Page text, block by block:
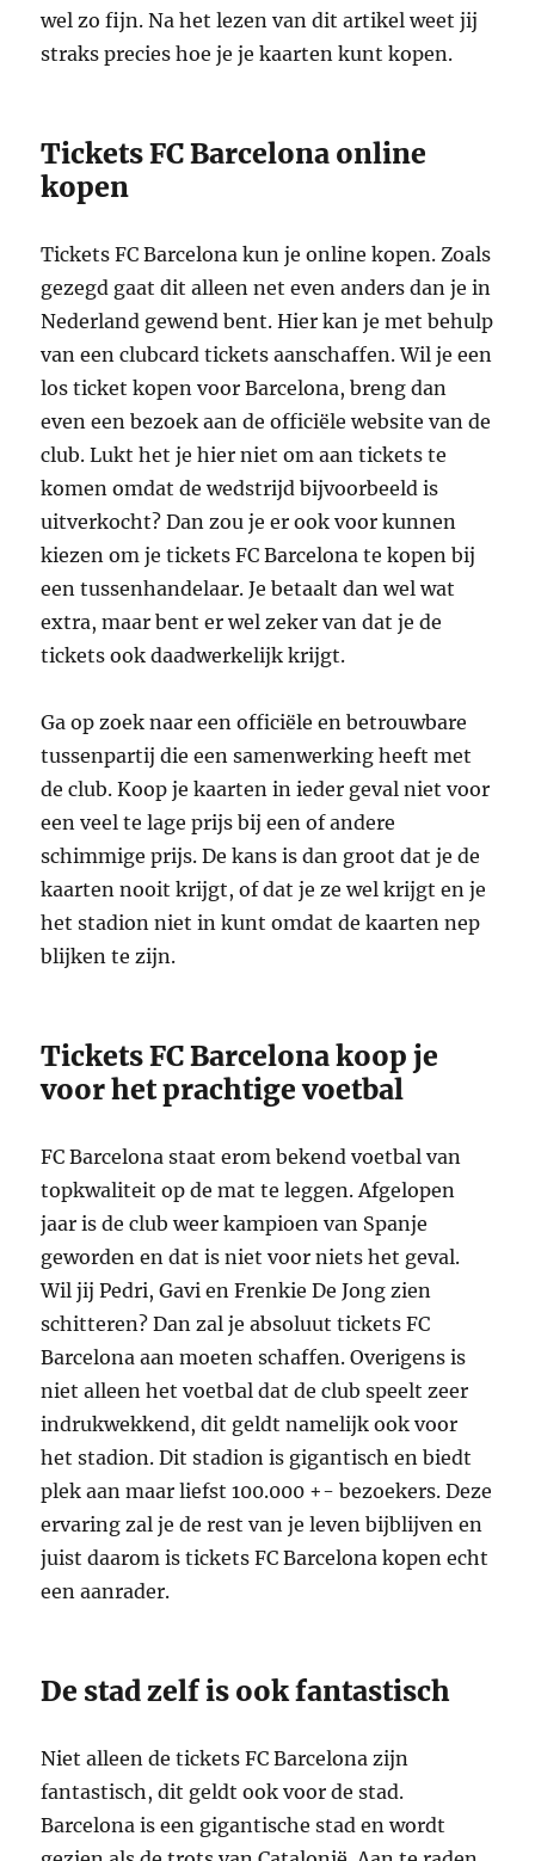
wel zo fijn. Na het lezen van dit artikel weet jij
straks precies hoe je je kaarten kunt kopen.
Tickets FC Barcelona online
kopen
Tickets FC Barcelona kun je online kopen. Zoals
gezegd gaat dit alleen net even anders dan je in
Nederland gewend bent. Hier kan je met behulp
van een clubcard tickets aanschaffen. Wil je een
los ticket kopen voor Barcelona, breng dan
even een bezoek aan de officiële website van de
club. Lukt het je hier niet om aan tickets te
komen omdat de wedstrijd bijvoorbeeld is
uitverkocht? Dan zou je er ook voor kunnen
kiezen om je tickets FC Barcelona te kopen bij
een tussenhandelaar. Je betaalt dan wel wat
extra, maar bent er wel zeker van dat je de
tickets ook daadwerkelijk krijgt.
Ga op zoek naar een officiële en betrouwbare
tussenpartij die een samenwerking heeft met
de club. Koop je kaarten in ieder geval niet voor
een veel te lage prijs bij een of andere
schimmige prijs. De kans is dan groot dat je de
kaarten nooit krijgt, of dat je ze wel krijgt en je
het stadion niet in kunt omdat de kaarten nep
blijken te zijn.
Tickets FC Barcelona koop je
voor het prachtige voetbal
FC Barcelona staat erom bekend voetbal van
topkwaliteit op de mat te leggen. Afgelopen
jaar is de club weer kampioen van Spanje
geworden en dat is niet voor niets het geval.
Wil jij Pedri, Gavi en Frenkie De Jong zien
schitteren? Dan zal je absoluut tickets FC
Barcelona aan moeten schaffen. Overigens is
niet alleen het voetbal dat de club speelt zeer
indrukwekkend, dit geldt namelijk ook voor
het stadion. Dit stadion is gigantisch en biedt
plek aan maar liefst 100.000 +- bezoekers. Deze
ervaring zal je de rest van je leven bijblijven en
juist daarom is tickets FC Barcelona kopen echt
een aanrader.
De stad zelf is ook fantastisch
Niet alleen de tickets FC Barcelona zijn
fantastisch, dit geldt ook voor de stad.
Barcelona is een gigantische stad en wordt